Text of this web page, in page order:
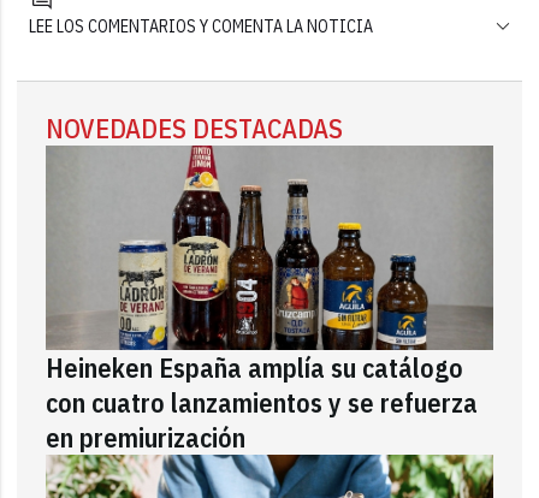
LEE LOS COMENTARIOS Y COMENTA LA NOTICIA
NOVEDADES DESTACADAS
Heineken España amplía su catálogo
con cuatro lanzamientos y se refuerza
en premiurización